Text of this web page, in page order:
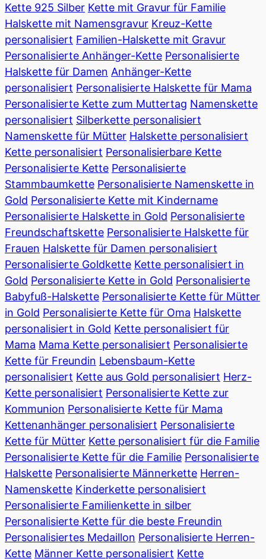
Kette 925 Silber Kette mit Gravur für Familie
Halskette mit Namensgravur Kreuz-Kette
personalisiert Familien-Halskette mit Gravur
Personalisierte Anhänger-Kette Personalisierte
Halskette für Damen Anhänger-Kette
personalisiert Personalisierte Halskette für Mama
Personalisierte Kette zum Muttertag Namenskette
personalisiert Silberkette personalisiert
Namenskette für Mütter Halskette personalisiert
Kette personalisiert Personalisierbare Kette
Personalisierte Kette Personalisierte
Stammbaumkette Personalisierte Namenskette in
Gold Personalisierte Kette mit Kindername
Personalisierte Halskette in Gold Personalisierte
Freundschaftskette Personalisierte Halskette für
Frauen Halskette für Damen personalisiert
Personalisierte Goldkette Kette personalisiert in
Gold Personalisierte Kette in Gold Personalisierte
Babyfuß-Halskette Personalisierte Kette für Mütter
in Gold Personalisierte Kette für Oma Halskette
personalisiert in Gold Kette personalisiert für
Mama Mama Kette personalisiert Personalisierte
Kette für Freundin Lebensbaum-Kette
personalisiert Kette aus Gold personalisiert Herz-
Kette personalisiert Personalisierte Kette zur
Kommunion Personalisierte Kette für Mama
Kettenanhänger personalisiert Personalisierte
Kette für Mütter Kette personalisiert für die Familie
Personalisierte Kette für die Familie Personalisierte
Halskette Personalisierte Männerkette Herren-
Namenskette Kinderkette personalisiert
Personalisierte Familienkette in silber
Personalisierte Kette für die beste Freundin
Personalisiertes Medaillon Personalisierte Herren-
Kette Männer Kette personalisiert Kette